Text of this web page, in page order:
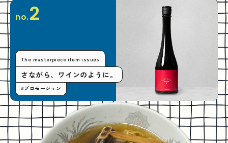
no.2
The masterpiece item issues
さながら、ワインのように。
#プロモーション